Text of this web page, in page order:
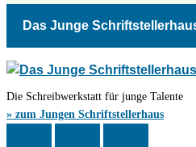
Das Junge
Die Schreibwerkstatt für junge Talente
» zum Jungen Schriftstellerhaus